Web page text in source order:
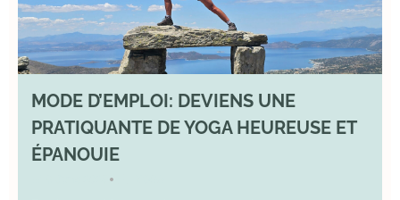
MODE D’EMPLOI: DEVIENS UNE
PRATIQUANTE DE YOGA HEUREUSE ET
ÉPANOUIE
•